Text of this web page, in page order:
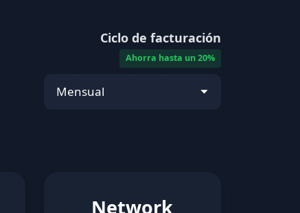
Ciclo de facturación
Ahorra hasta un 20%
Network